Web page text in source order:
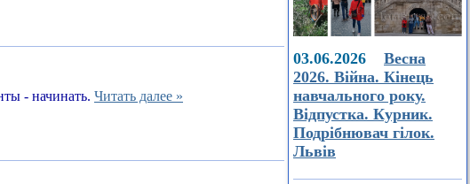
- начинать. Читать далее »
03.06.2026 Весна
2026. Війна. Кінець
навчального року.
Відпустка. Курник.
Подрібнювач гілок.
Львів